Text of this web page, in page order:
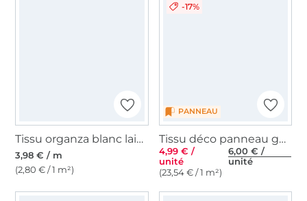
Tissu organza blanc laine
3,98 € / m
(2,80 € / 1 m²)
PANNEAU
-17%
Tissu déco panneau gobelin Floral Easter Bunny, 46x46cm
4,99 € /
unité
6,00 € /
unité
(23,54 € / 1 m²)